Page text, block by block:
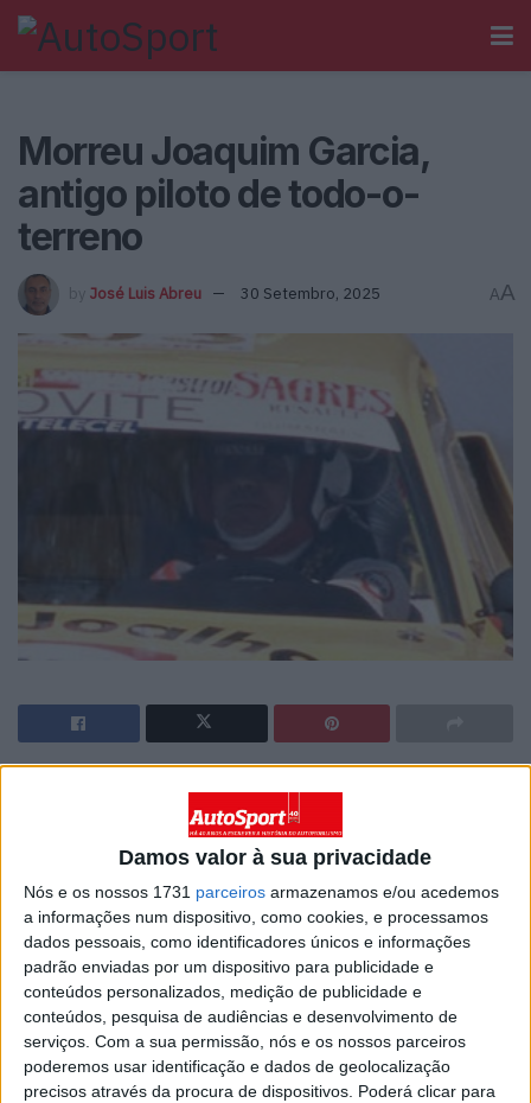
Damos valor à sua privacidade
Nós e os nossos 1731 parceiros armazenamos e/ou acedemos
a informações num dispositivo, como cookies, e processamos
dados pessoais, como identificadores únicos e informações
padrão enviadas por um dispositivo para publicidade e
conteúdos personalizados, medição de publicidade e
conteúdos, pesquisa de audiências e desenvolvimento de
serviços. Com a sua permissão, nós e os nossos parceiros
poderemos usar identificação e dados de geolocalização
precisos através da procura de dispositivos. Poderá clicar para
Morreu Joaquim Garcia,
antigo piloto de todo-o-
terreno
by José Luis Abreu 30 Setembro, 2025 AA
Artigos relacionados
Rally-Raid Portugal de 21 e 26 de setembro
6 AGOSTO, 2026
Baja España Aragón realiza-se de 11 a 13 de
setembro
30 JULHO, 2026